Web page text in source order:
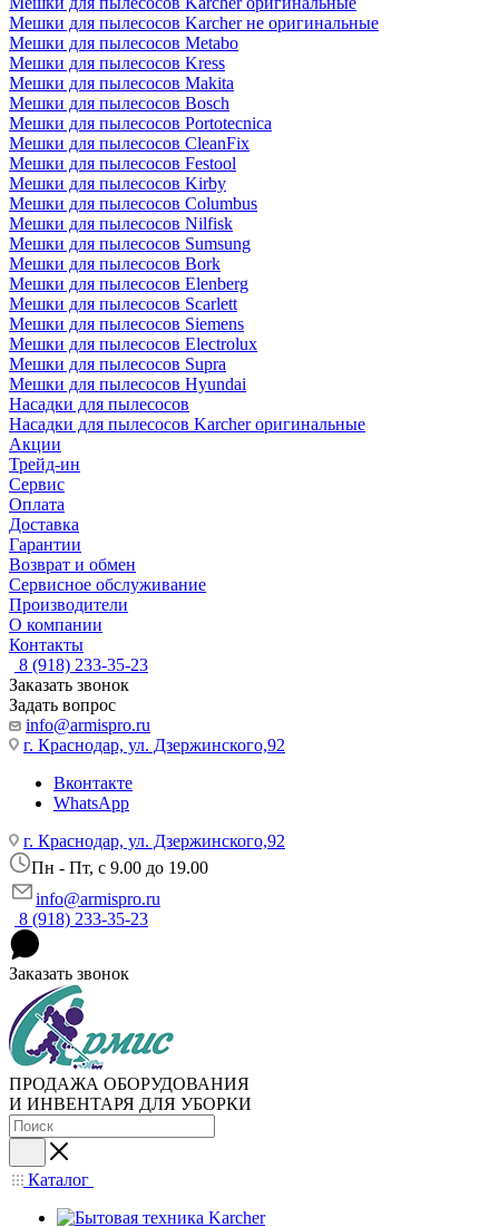
Мешки для пылесосов Karcher не оригинальные
Мешки для пылесосов Metabo
Мешки для пылесосов Kress
Мешки для пылесосов Makita
Мешки для пылесосов Bosch
Мешки для пылесосов Portotecnica
Мешки для пылесосов CleanFix
Мешки для пылесосов Festool
Мешки для пылесосов Kirby
Мешки для пылесосов Columbus
Мешки для пылесосов Nilfisk
Мешки для пылесосов Sumsung
Мешки для пылесосов Bork
Мешки для пылесосов Elenberg
Мешки для пылесосов Scarlett
Мешки для пылесосов Siemens
Мешки для пылесосов Electrolux
Мешки для пылесосов Supra
Мешки для пылесосов Hyundai
Насадки для пылесосов
Насадки для пылесосов Karcher оригинальные
Акции
Трейд-ин
Сервис
Оплата
Доставка
Гарантии
Возврат и обмен
Сервисное обслуживание
Производители
О компании
Контакты
8 (918) 233-35-23
Заказать звонок
Задать вопрос
info@armispro.ru
г. Краснодар, ул. Дзержинского,92
Вконтакте
WhatsApp
г. Краснодар, ул. Дзержинского,92
Пн - Пт, c 9.00 до 19.00
info@armispro.ru
8 (918) 233-35-23
Заказать звонок
ПРОДАЖА ОБОРУДОВАНИЯ
И ИНВЕНТАРЯ ДЛЯ УБОРКИ
Каталог